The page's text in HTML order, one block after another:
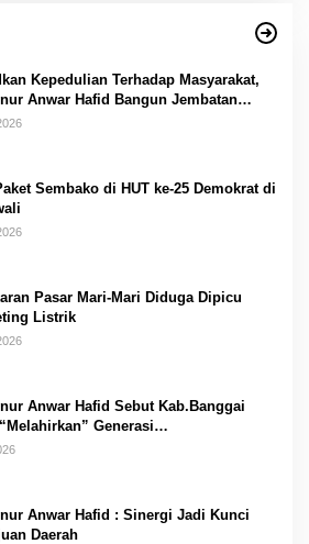
Kepedulian Terhadap Masyarakat,
Anwar Hafid Bangun Jembatan
Masungkang dengan Dana Pribadi
Sembako di HUT ke-25 Demokrat di
Pasar Mari-Mari Diduga Dipicu
Listrik
Anwar Hafid Sebut Kab.Banggai
Generasi…
Anwar Hafid : Sinergi Jadi Kunci
Daerah